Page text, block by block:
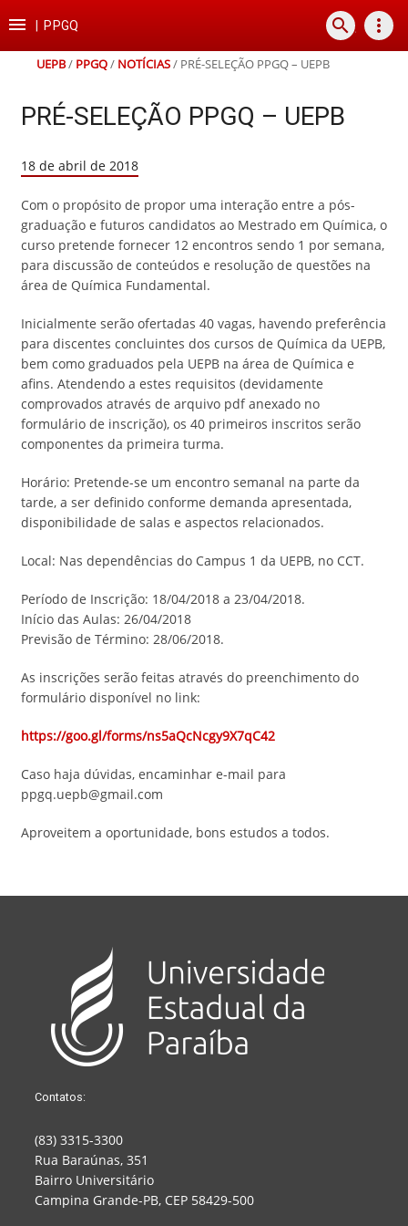
para
conteúdo
para
para
para
rodapé
 PPGQ search more_vert
UEPB/ PPGQ/ NOTÍCIAS/ PRÉ-SELEÇÃO PPGQ – UEPB
PRÉ-SELEÇÃO PPGQ – UEPB
18 de abril de 2018
Com o propósito de propor uma interação entre a pós-
graduação e futuros candidatos ao Mestrado em Química, o
curso pretende fornecer 12 encontros sendo 1 por semana,
para discussão de conteúdos e resolução de questões na
área de Química Fundamental.
Inicialmente serão ofertadas 40 vagas, havendo preferência
para discentes concluintes dos cursos de Química da UEPB,
bem como graduados pela UEPB na área de Química e
afins. Atendendo a estes requisitos (devidamente
comprovados através de arquivo pdf anexado no
formulário de inscrição), os 40 primeiros inscritos serão
componentes da primeira turma.
Horário: Pretende-se um encontro semanal na parte da
tarde, a ser definido conforme demanda apresentada,
disponibilidade de salas e aspectos relacionados.
Local: Nas dependências do Campus 1 da UEPB, no CCT.
Período de Inscrição: 18/04/2018 a 23/04/2018.
Início das Aulas: 26/04/2018
Previsão de Término: 28/06/2018.
As inscrições serão feitas através do preenchimento do
formulário disponível no link:
https://goo.gl/forms/ns5aQcNcgy9X7qC42
Caso haja dúvidas, encaminhar e-mail para
ppgq.uepb@gmail.com
Aproveitem a oportunidade, bons estudos a todos.
Contatos:
(83) 3315-3300
Rua Baraúnas, 351
Bairro Universitário
Campina Grande-PB, CEP 58429-500